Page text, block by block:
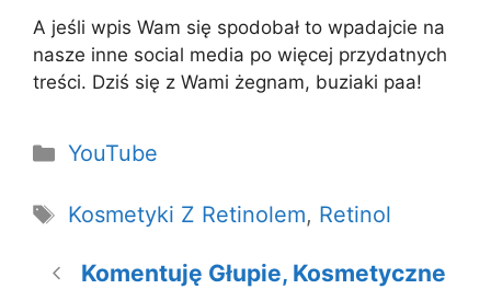
A jeśli wpis Wam się spodobał to wpadajcie na
nasze inne social media po więcej przydatnych
treści. Dziś się z Wami żegnam, buziaki paa!
Kategorie
YouTube
Tagi
Kosmetyki Z Retinolem, Retinol
Komentuję Głupie, Kosmetyczne